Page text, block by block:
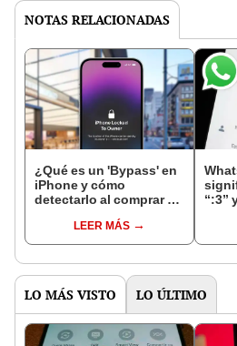
NOTAS RELACIONADAS
¿Qué es un 'Bypass' en
iPhone y cómo
detectarlo al comprar un
LEER MÁS
“:3”
LO MÁS VISTO LO ÚLTIMO